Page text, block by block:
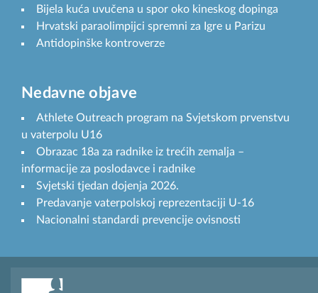
Bijela kuća uvučena u spor oko kineskog dopinga
Hrvatski paraolimpijci spremni za Igre u Parizu
Antidopinške kontroverze
Nedavne objave
Athlete Outreach program na Svjetskom prvenstvu
u vaterpolu U16
Obrazac 18a za radnike iz trećih zemalja –
informacije za poslodavce i radnike
Svjetski tjedan dojenja 2026.
Predavanje vaterpolskoj reprezentaciji U-16
Nacionalni standardi prevencije ovisnosti